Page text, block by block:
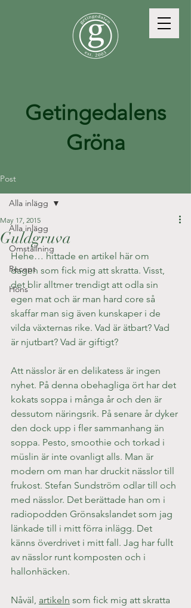
Getingedalens
Gröna
Post
Alla inlägg
Omställning
Recept
Höns
Alla inlägg
Guldgruva
May 17, 2015
Hehe… hittade en artikel här om
dagen som fick mig att skratta. Visst,
det blir alltmer trendigt att odla sin
egen mat och är man hard core så
skaffar man sig även kunskaper i de
vilda växternas rike. Vad är ätbart? Vad
är njutbart? Vad är giftigt?
Att nässlor är en delikatess är ingen
nyhet. På denna obehagliga ört har det
kokats soppa i många år och den är
dessutom näringsrik. På senare år dyker
den dock upp i fler sammanhang än
soppa. Pesto, smoothie och torkad i
müslin är inte ovanligt alls. Man är
modern om man har druckit nässlor till
frukost. Stefan Sundström odlar till och
med nässlor. Det berättade han om i
radiopodden Grönsakslandet som jag
länkade till i mitt förra inlägg. Det
känns överdrivet i mitt fall. Jag har fullt
av nässlor runt komposten och i
hallonhäcken.
Nåväl, artikeln som fick mig att skratta